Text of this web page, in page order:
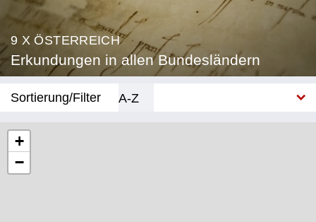
9 X ÖSTERREICH
Erkundungen in allen Bundesländern
Sortierung/Filter
A-Z
+
−